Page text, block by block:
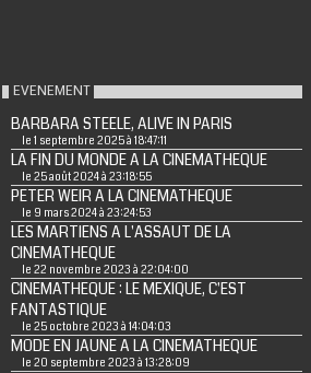
EVENEMENT
BARBARA STEELE, ALIVE IN PARIS
le 1 septembre 2025 à 18:47:11
LA FIN DU MONDE A LA CINEMATHEQUE
le 25 août 2024 à 23:18:55
PETER WEIR A LA CINEMATHEQUE
le 9 mars 2024 à 23:24:53
LES MARTIENS A L'ASSAUT DE LA
CINEMATHEQUE
le 22 novembre 2023 à 22:04:00
CINEMATHEQUE : LE MEXIQUE, C'EST
FANTASTIQUE
le 25 octobre 2023 à 14:04:03
MODE EN JAUNE A LA CINEMATHEQUE
le 20 septembre 2023 à 13:28:09